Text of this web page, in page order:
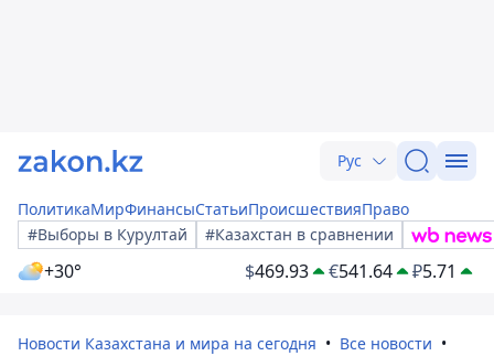
Рус
ПолитикаМирФинансыСтатьиПроисшествияПраво
#Выборы в Курултай
#Казахстан в сравнении
+30° $469.93 €541.64 ₽5.71
Новости Казахстана и мира на сегодня
Все новости